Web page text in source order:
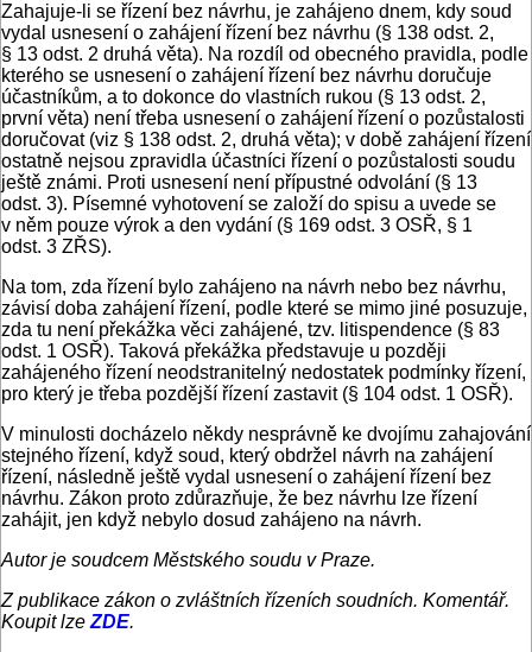
Zahajuje-li se řízení bez návrhu, je zahájeno dnem, kdy soud
vydal usnesení o zahájení řízení bez návrhu (§ 138 odst. 2,
§ 13 odst. 2 druhá věta). Na rozdíl od obecného pravidla, podle
kterého se usnesení o zahájení řízení bez návrhu doručuje
účastníkům, a to dokonce do vlastních rukou (§ 13 odst. 2,
první věta) není třeba usnesení o zahájení řízení o pozůstalosti
doručovat (viz § 138 odst. 2, druhá věta); v době zahájení řízení
ostatně nejsou zpravidla účastníci řízení o pozůstalosti soudu
ještě známi. Proti usnesení není přípustné odvolání (§ 13
odst. 3). Písemné vyhotovení se založí do spisu a uvede se
v něm pouze výrok a den vydání (§ 169 odst. 3 OSŘ, § 1
odst. 3 ZŘS).
Na tom, zda řízení bylo zahájeno na návrh nebo bez návrhu,
závisí doba zahájení řízení, podle které se mimo jiné posuzuje,
zda tu není překážka věci zahájené, tzv. litispendence (§ 83
odst. 1 OSŘ). Taková překážka představuje u později
zahájeného řízení neodstranitelný nedostatek podmínky řízení,
pro který je třeba pozdější řízení zastavit (§ 104 odst. 1 OSŘ).
V minulosti docházelo někdy nesprávně ke dvojímu zahajování
stejného řízení, když soud, který obdržel návrh na zahájení
řízení, následně ještě vydal usnesení o zahájení řízení bez
návrhu. Zákon proto zdůrazňuje, že bez návrhu lze řízení
zahájit, jen když nebylo dosud zahájeno na návrh.
Autor je soudcem Městského soudu v Praze.
Z publikace zákon o zvláštních řízeních soudních. Komentář.
Koupit lze ZDE.